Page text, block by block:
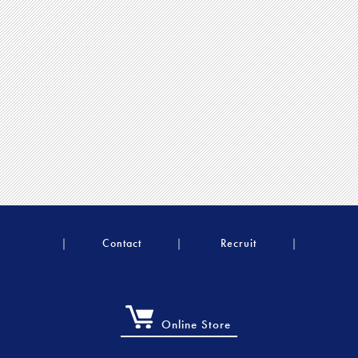
Contact Recruit
Online Store